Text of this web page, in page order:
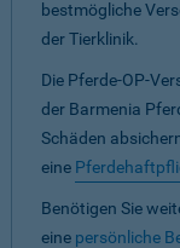
bestmögliche
der Tierklinik.
Die Pferde-OP-
der Barmenia
Schäden
eine
Benötigen Sie
eine persönliche